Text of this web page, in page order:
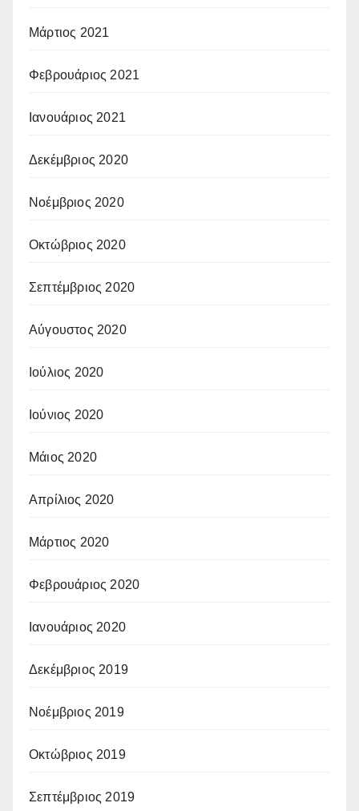
Μάρτιος 2021
Φεβρουάριος 2021
Ιανουάριος 2021
Δεκέμβριος 2020
Νοέμβριος 2020
Οκτώβριος 2020
Σεπτέμβριος 2020
Αύγουστος 2020
Ιούλιος 2020
Ιούνιος 2020
Μάιος 2020
Απρίλιος 2020
Μάρτιος 2020
Φεβρουάριος 2020
Ιανουάριος 2020
Δεκέμβριος 2019
Νοέμβριος 2019
Οκτώβριος 2019
Σεπτέμβριος 2019